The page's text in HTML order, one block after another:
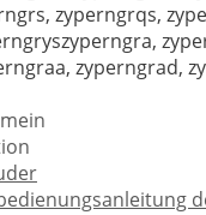
zyperngrqs,
zyperngrad,